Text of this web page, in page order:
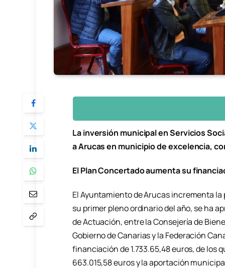
La inversión municipal en Servicios
a Arucas en municipio de excelencia,
El Plan Concertado aumenta su
El Ayuntamiento de Arucas incrementa
su primer pleno ordinario del año, se ha
de Actuación, entre la Consejería de
Gobierno de Canarias y la Federación
financiación de 1.733.65,48 euros, de los
663.015,58 euros y la aportación